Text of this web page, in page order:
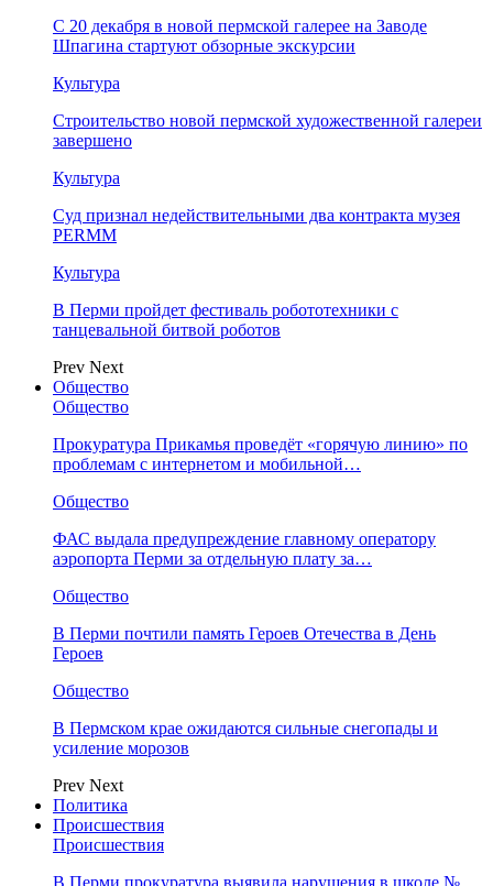
С 20 декабря в новой пермской галерее на Заводе
Шпагина стартуют обзорные экскурсии
Культура
Строительство новой пермской художественной галереи
завершено
Культура
Суд признал недействительными два контракта музея
PERMM
Культура
В Перми пройдет фестиваль робототехники с
танцевальной битвой роботов
Prev Next
Общество
Общество
Прокуратура Прикамья проведёт «горячую линию» по
проблемам с интернетом и мобильной…
Общество
ФАС выдала предупреждение главному оператору
аэропорта Перми за отдельную плату за…
Общество
В Перми почтили память Героев Отечества в День
Героев
Общество
В Пермском крае ожидаются сильные снегопады и
усиление морозов
Prev Next
Политика
Происшествия
Происшествия
В Перми прокуратура выявила нарушения в школе №